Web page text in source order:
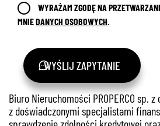
WYRAŻAM ZGODĘ NA
MNIEDANYCH OSOBOWYCH
WYŚLIJ ZAPYTANIE
Biuro Nieruchomości PROPERCO sp.
z doświadczonymi specjalistami